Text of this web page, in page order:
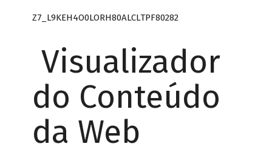
Z7_L9KEH4O0LORH80ALCLTPF80282
Visualizador
do Conteúdo
da Web